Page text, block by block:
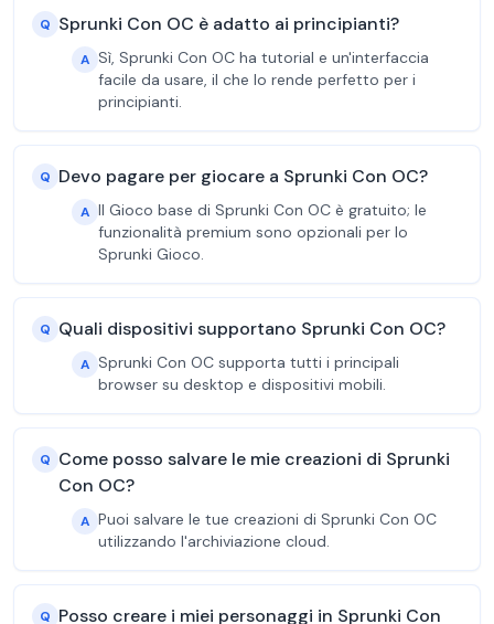
Q Sprunki Con OC è adatto ai principianti?
A Sì, Sprunki Con OC ha tutorial e un'interfaccia
facile da usare, il che lo rende perfetto per i
principianti.
Q Devo pagare per giocare a Sprunki Con OC?
A Il Gioco base di Sprunki Con OC è gratuito; le
funzionalità premium sono opzionali per lo
Sprunki Gioco.
Q Quali dispositivi supportano Sprunki Con OC?
A Sprunki Con OC supporta tutti i principali
browser su desktop e dispositivi mobili.
Q Come posso salvare le mie creazioni di Sprunki
Con OC?
A Puoi salvare le tue creazioni di Sprunki Con OC
utilizzando l'archiviazione cloud.
Q Posso creare i miei personaggi in Sprunki Con